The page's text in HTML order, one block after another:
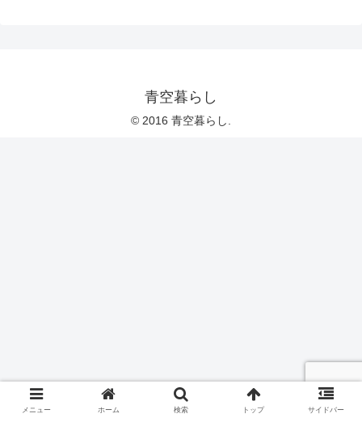
青空暮らし
© 2016 青空暮らし.
メニュー ホーム 検索 トップ サイドバー